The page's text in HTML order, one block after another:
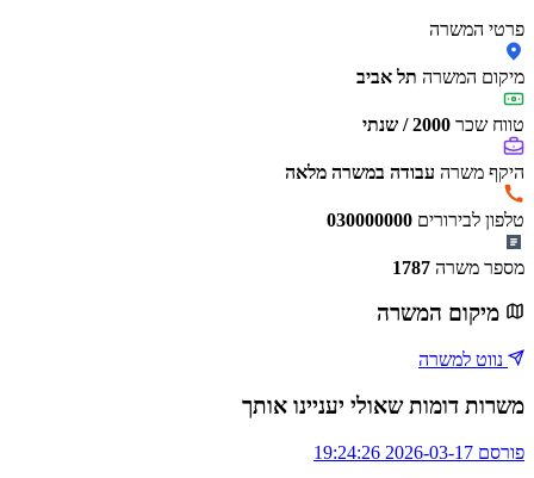
פרטי המשרה
מיקום המשרה תל אביב
טווח שכר 2000 / שנתי
היקף משרה עבודה במשרה מלאה
טלפון לבירורים 030000000
מספר משרה 1787
מיקום המשרה
נווט למשרה
משרות דומות שאולי יעניינו אותך
פורסם 2026-03-17 19:24:26